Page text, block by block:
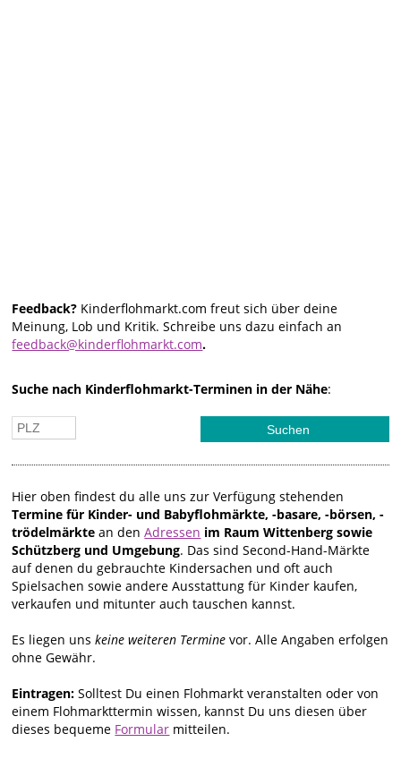
Feedback? Kinderflohmarkt.com freut sich über deine
Meinung, Lob und Kritik. Schreibe uns dazu einfach an
feedback@kinderflohmarkt.com.
Suche nach Kinderflohmarkt-Terminen in der Nähe:
Hier oben findest du alle uns zur Verfügung stehenden
Termine für Kinder- und Babyflohmärkte, -basare, -börsen, -
trödelmärkte an denAdressen im Raum Wittenberg sowie
Schützberg und Umgebung. Das sind Second-Hand-Märkte
auf denen du gebrauchte Kindersachen und oft auch
Spielsachen sowie andere Ausstattung für Kinder kaufen,
verkaufen und mitunter auch tauschen kannst.
Es liegen unskeine weiteren Termine vor. Alle Angaben erfolgen
ohne Gewähr.
Eintragen:Solltest Du einen Flohmarkt veranstalten oder von
einem Flohmarkttermin wissen, kannst Du uns diesen über
dieses bequeme Formular mitteilen.